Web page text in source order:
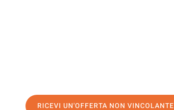
RICEVI UN'OFFERTA NON VINCOLANTE